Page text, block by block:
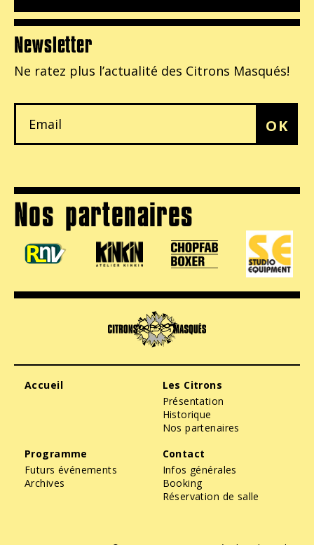
Newsletter
Ne ratez plus l’actualité des Citrons Masqués!
OK
Nos partenaires
Accueil
Les Citrons
Présentation
Historique
Nos partenaires
Programme
Futurs événements
Archives
Contact
Infos générales
Booking
Réservation de salle